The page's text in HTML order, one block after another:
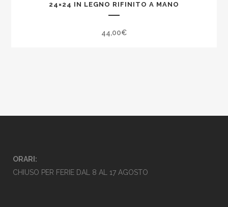
24×24 IN LEGNO RIFINITO A MANO
44,00€
ORARI:
CHIUSO PER FERIE DAL 8 AL 17 AGOSTO